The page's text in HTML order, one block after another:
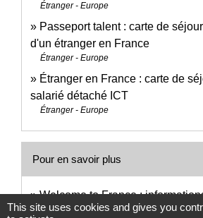
Étranger - Europe
Passeport talent : carte de
d'un étranger en France
Étranger - Europe
Étranger en France : carte de
salarié détaché ICT
Étranger - Europe
Pour en savoir plus
Welcome to France :
pour votre installation en France
This site uses cookies and gives you